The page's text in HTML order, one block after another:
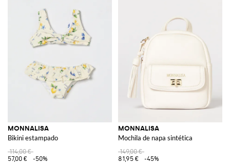
MONNALISA
Bikini estampado
114,00 €
57,00 €
-50%
MONNALISA
Mochila de napa sintética
149,00 €
81,95 €
-45%